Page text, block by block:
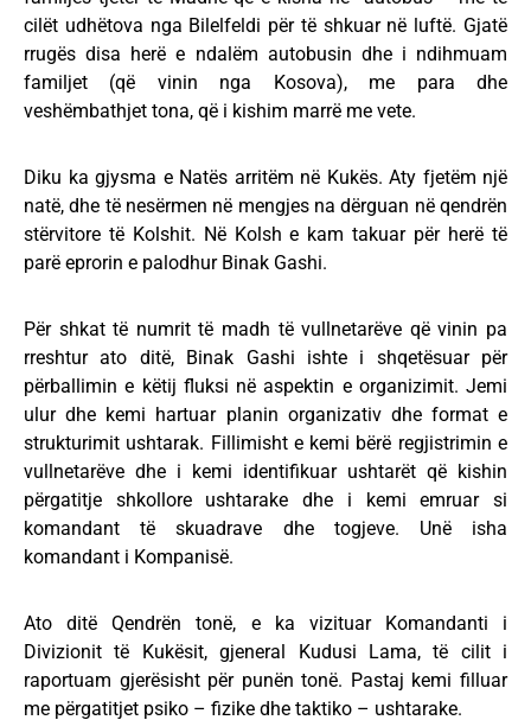
cilët udhëtova nga Bilelfeldi për të shkuar në luftë. Gjatë
rrugës disa herë e ndalëm autobusin dhe i ndihmuam
familjet (që vinin nga Kosova), me para dhe
veshëmbathjet tona, që i kishim marrë me vete.
Diku ka gjysma e Natës arritëm në Kukës. Aty fjetëm një
natë, dhe të nesërmen në mengjes na dërguan në qendrën
stërvitore të Kolshit. Në Kolsh e kam takuar për herë të
parë eprorin e palodhur Binak Gashi.
Për shkat të numrit të madh të vullnetarëve që vinin pa
rreshtur ato ditë, Binak Gashi ishte i shqetësuar për
përballimin e këtij fluksi në aspektin e organizimit. Jemi
ulur dhe kemi hartuar planin organizativ dhe format e
strukturimit ushtarak. Fillimisht e kemi bërë regjistrimin e
vullnetarëve dhe i kemi identifikuar ushtarët që kishin
përgatitje shkollore ushtarake dhe i kemi emruar si
komandant të skuadrave dhe togjeve. Unë isha
komandant i Kompanisë.
Ato ditë Qendrën tonë, e ka vizituar Komandanti i
Divizionit të Kukësit, gjeneral Kudusi Lama, të cilit i
raportuam gjerësisht për punën tonë. Pastaj kemi filluar
me përgatitjet psiko – fizike dhe taktiko – ushtarake.